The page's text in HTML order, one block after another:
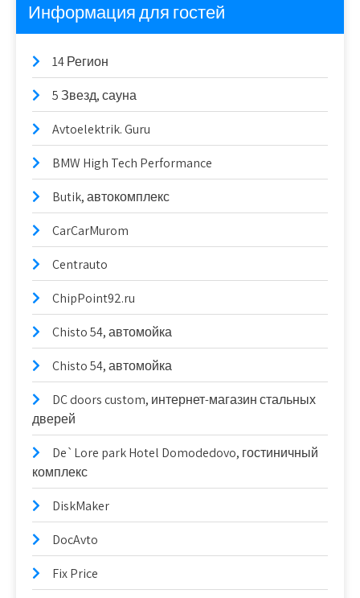
Информация для гостей
14 Регион
5 Звезд, сауна
Avtoelektrik. Guru
BMW High Tech Performance
Butik, автокомплекс
CarCarMurom
Centrauto
ChipPoint92.ru
Chisto 54, автомойка
Chisto 54, автомойка
DC doors custom, интернет-магазин стальных
дверей
De`Lore park Hotel Domodedovo, гостиничный
комплекс
DiskMaker
DocAvto
Fix Price